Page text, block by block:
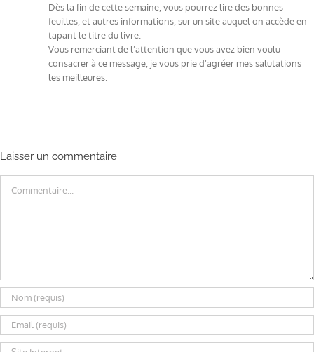
Dès la fin de cette semaine, vous pourrez lire des bonnes
feuilles, et autres informations, sur un site auquel on accède en
tapant le titre du livre.
Vous remerciant de l’attention que vous avez bien voulu
consacrer à ce message, je vous prie d’agréer mes salutations
les meilleures.
Laisser un commentaire